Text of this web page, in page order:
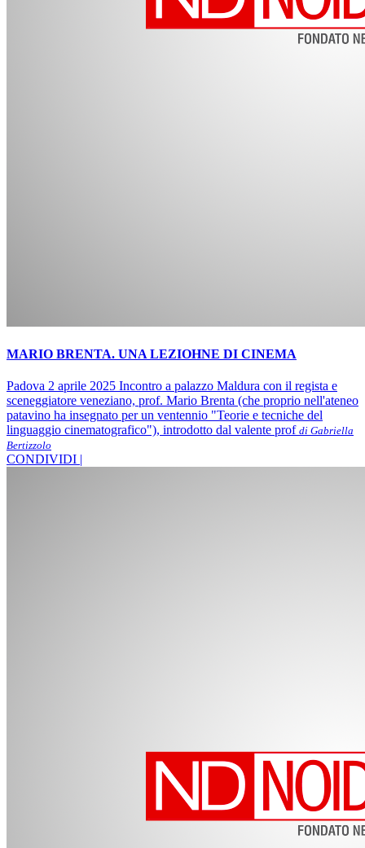
MARIO BRENTA. UNA LEZIOHNE DI CINEMA
Padova 2 aprile 2025 Incontro a palazzo Maldura con il regista e
sceneggiatore veneziano, prof. Mario Brenta (che proprio nell'ateneo
patavino ha insegnato per un ventennio "Teorie e tecniche del
linguaggio cinematografico"), introdotto dal valente prof di Gabriella
Bertizzolo
CONDIVIDI |